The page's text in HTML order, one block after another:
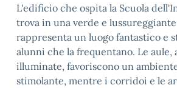
L'edificio che ospita la Scuola
trova in una verde e
rappresenta un luogo fantastico e
alunni che la frequentano. Le aule,
illuminate, favoriscono un
stimolante, mentre i corridoi e le